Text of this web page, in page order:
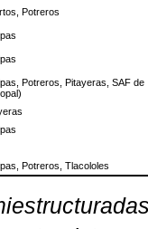
Potreros
Potreros, Pitayeras, SAF de
Potreros, Tlacololes